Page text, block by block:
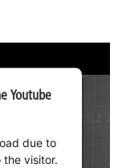
Youtube
due to
visitor.